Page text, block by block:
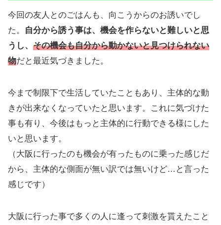
今回の友人とのごはんも、向こうからのお誘いでし
た。
自分から誘う事は、機会を作らないと難しいと思
うし、 その機会も自分から動かないと見つけられない
物だと最近気づきました。
今まで制限下で生活していたこともあり、主体的な動
きが出来なくなっていたと思います。これに気づけた
事も有り、今後はもっと主体的に行動できる様にした
いと思います。
（大阪に行ったのも機会が有ったものに乗った感じだ
から、主体的な側面が無い訳では無いけど…と言った
感じです）
大阪に行った事で多くの人に逢って刺激を貰えたこと